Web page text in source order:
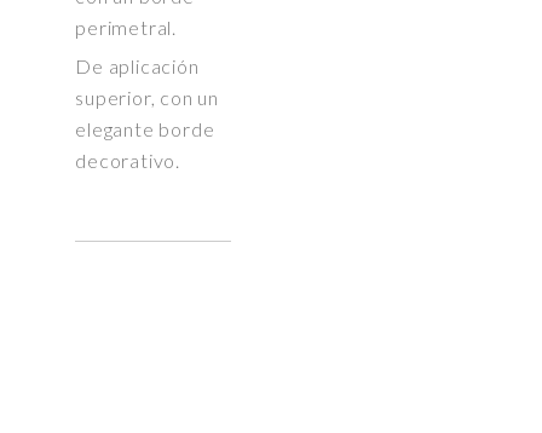
perimetral.
De aplicación
superior, con un
elegante borde
decorativo.